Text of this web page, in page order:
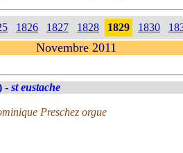
1826 1827 1828 1829 1830
Novembre 2011
- st eustache
Preschez orgue